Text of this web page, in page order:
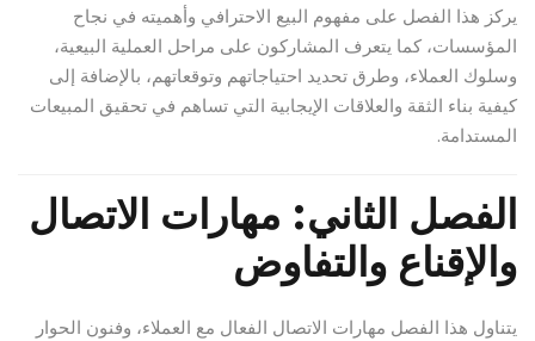
يركز هذا الفصل على مفهوم البيع الاحترافي وأهميته في نجاح
المؤسسات، كما يتعرف المشاركون على مراحل العملية البيعية،
وسلوك العملاء، وطرق تحديد احتياجاتهم وتوقعاتهم، بالإضافة إلى
كيفية بناء الثقة والعلاقات الإيجابية التي تساهم في تحقيق المبيعات
المستدامة.
الفصل الثاني: مهارات الاتصال
والإقناع والتفاوض
يتناول هذا الفصل مهارات الاتصال الفعال مع العملاء، وفنون الحوار